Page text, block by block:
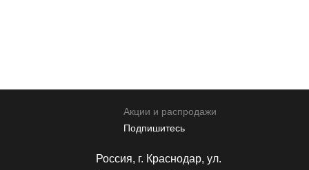
Акции и распродажи
Подпишитесь
Россия, г. Краснодар, ул.